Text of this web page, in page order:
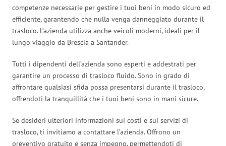
competenze necessarie per gestire i tuoi beni in modo sicuro ed
efficiente, garantendo che nulla venga danneggiato durante il
trasloco. L’azienda utilizza anche veicoli moderni, ideali per il
lungo viaggio da Brescia a Santander.
Tutti i dipendenti dell’azienda sono esperti e addestrati per
garantire un processo di trasloco fluido. Sono in grado di
affrontare qualsiasi sfida possa presentarsi durante il trasloco,
offrendoti la tranquillità che i tuoi beni sono in mani sicure.
Se desideri ulteriori informazioni sui costi e sui servizi di
trasloco, ti invitiamo a contattare l’azienda. Offrono un
preventivo gratuito e senza impegno, permettendoti di